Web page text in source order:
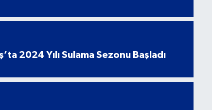
2024 Yılı Sulama Sezonu Başladı